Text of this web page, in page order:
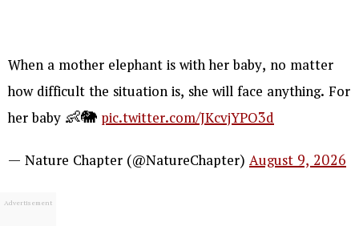
When a mother elephant is with her baby, no matter
how difficult the situation is, she will face anything. For
her baby 👶🐘pic.twitter.com/JKcvjYPO3d
— Nature Chapter (@NatureChapter)August 9, 2026